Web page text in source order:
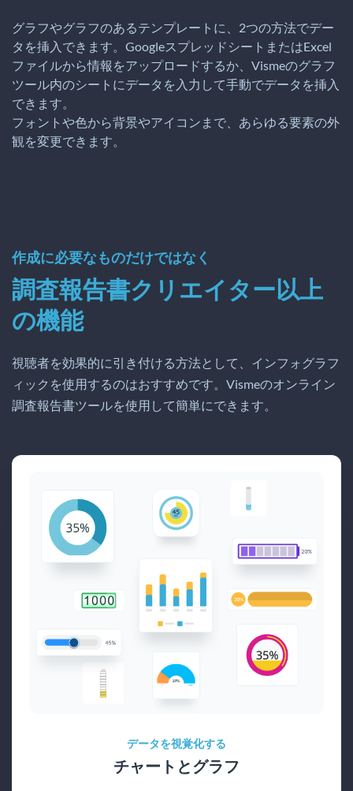
グラフやグラフのあるテンプレートに、2つの方法でデー
タを挿入できます。GoogleスプレッドシートまたはExcel
ファイルから情報をアップロードするか、Vismeのグラフ
ツール内のシートにデータを入力して手動でデータを挿入
できます。
フォントや色から背景やアイコンまで、あらゆる要素の外
観を変更できます。
作成に必要なものだけではなく
調査報告書クリエイター以上
の機能
視聴者を効果的に引き付ける方法として、インフォグラフ
ィックを使用するのはおすすめです。Vismeのオンライン
調査報告書ツールを使用して簡単にできます。
データを視覚化する
チャートとグラフ